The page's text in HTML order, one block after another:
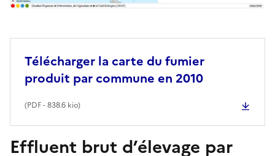
Télécharger la carte du fumier
produit par commune en 2010
(PDF- 838.6 kio)
Effluent brut d’élevage par